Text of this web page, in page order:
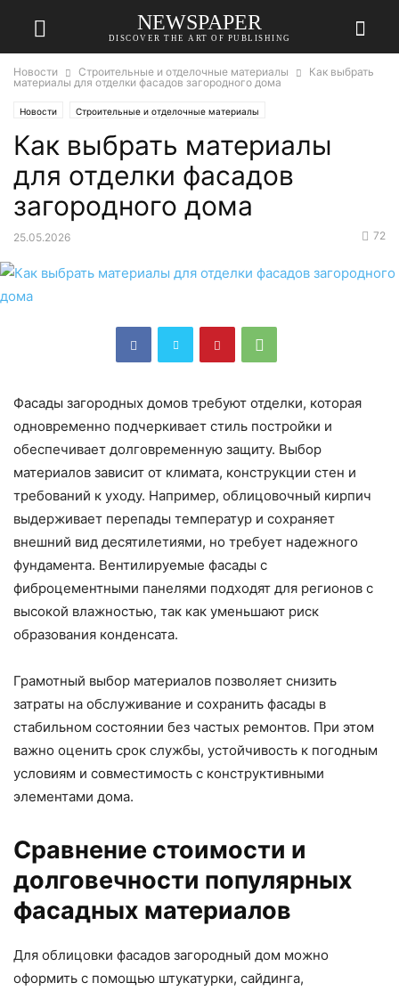
NEWSPAPER
DISCOVER THE ART OF PUBLISHING
Новости Строительные и отделочные материалы
Как выбрать
материалы для отделки фасадов загородного дома
Новости Строительные и отделочные материалы
Как выбрать материалы
для отделки фасадов
загородного дома
25.05.2026 72
Фасады загородных домов требуют отделки, которая
одновременно подчеркивает стиль постройки и
обеспечивает долговременную защиту. Выбор
материалов зависит от климата, конструкции стен и
требований к уходу. Например, облицовочный кирпич
выдерживает перепады температур и сохраняет
внешний вид десятилетиями, но требует надежного
фундамента. Вентилируемые фасады с
фиброцементными панелями подходят для регионов с
высокой влажностью, так как уменьшают риск
образования конденсата.
Грамотный выбор материалов позволяет снизить
затраты на обслуживание и сохранить фасады в
стабильном состоянии без частых ремонтов. При этом
важно оценить срок службы, устойчивость к погодным
условиям и совместимость с конструктивными
элементами дома.
Сравнение стоимости и
долговечности популярных
фасадных материалов
Для облицовки фасадов загородный дом можно
оформить с помощью штукатурки, сайдинга,